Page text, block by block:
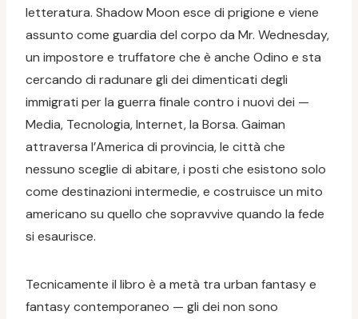
letteratura. Shadow Moon esce di prigione e viene
assunto come guardia del corpo da Mr. Wednesday,
un impostore e truffatore che è anche Odino e sta
cercando di radunare gli dei dimenticati degli
immigrati per la guerra finale contro i nuovi dei —
Media, Tecnologia, Internet, la Borsa. Gaiman
attraversa l’America di provincia, le città che
nessuno sceglie di abitare, i posti che esistono solo
come destinazioni intermedie, e costruisce un mito
americano su quello che sopravvive quando la fede
si esaurisce.
Tecnicamente il libro è a metà tra urban fantasy e
fantasy contemporaneo — gli dei non sono